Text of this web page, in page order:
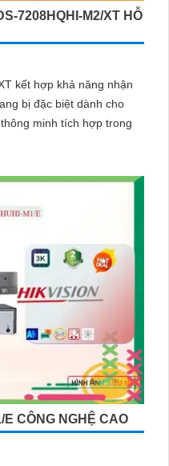
7208HQHI-M2/XT HỖ
kết hợp khả năng nhận
bị đặc biệt dành cho
minh tích hợp trong
CÔNG NGHỆ CAO